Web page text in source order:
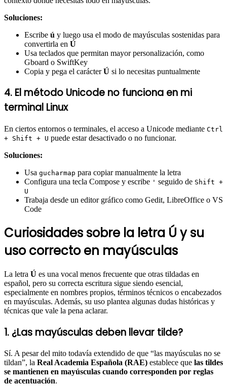
Soluciones:
Escribe ú y luego usa el modo de mayúsculas sostenidas para
convertirla en Ú
Usa teclados que permitan mayor personalización, como
Gboard o SwiftKey
Copia y pega el carácterÚ si lo necesitas puntualmente
4. El método Unicode no funciona en mi
terminal Linux
En ciertos entornos o terminales, el acceso a Unicode mediante Ctrl
+ Shift + U puede estar desactivado o no funcionar.
Soluciones:
Usa gucharmap para copiar manualmente la letra
Configura una tecla Compose y escribe ' seguido de Shift +
U
Trabaja desde un editor gráfico como Gedit, LibreOffice o VS
Code
Curiosidades sobre la letra Ú y su
uso correcto en mayúsculas
La letra Ú es una vocal menos frecuente que otras tildadas en
español, pero su correcta escritura sigue siendo esencial,
especialmente en nombres propios, términos técnicos o encabezados
en mayúsculas. Además, su uso plantea algunas dudas históricas y
técnicas que vale la pena aclarar.
1. ¿Las mayúsculas deben llevar tilde?
Sí. A pesar del mito todavía extendido de que “las mayúsculas no se
tildan”, la Real Academia Española (RAE) establece que las tildes
se mantienen en mayúsculas cuando corresponden por reglas
de acentuación.